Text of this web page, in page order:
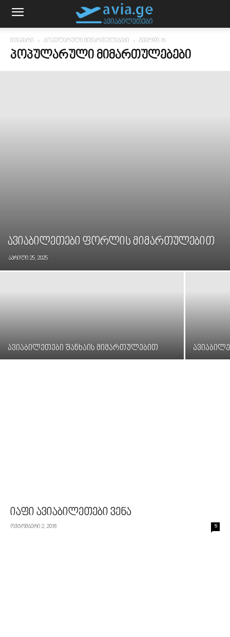
მთავარი პოპულარული მიმართულებები გვერდი 16
ᲞᲝᲞᲣᲚᲐᲠᲣᲚᲘ ᲛᲘᲛᲐᲠᲗᲣᲚᲔᲑᲔᲑᲘ
ავიაბილეთები ფორლის მიმართულებით
აპრილი 25, 2025
ავიაბილეთები შანხაის მიმართულებით
იაფი ავიაბილეთები ვენა
ოქტომბერი 2, 2018 5